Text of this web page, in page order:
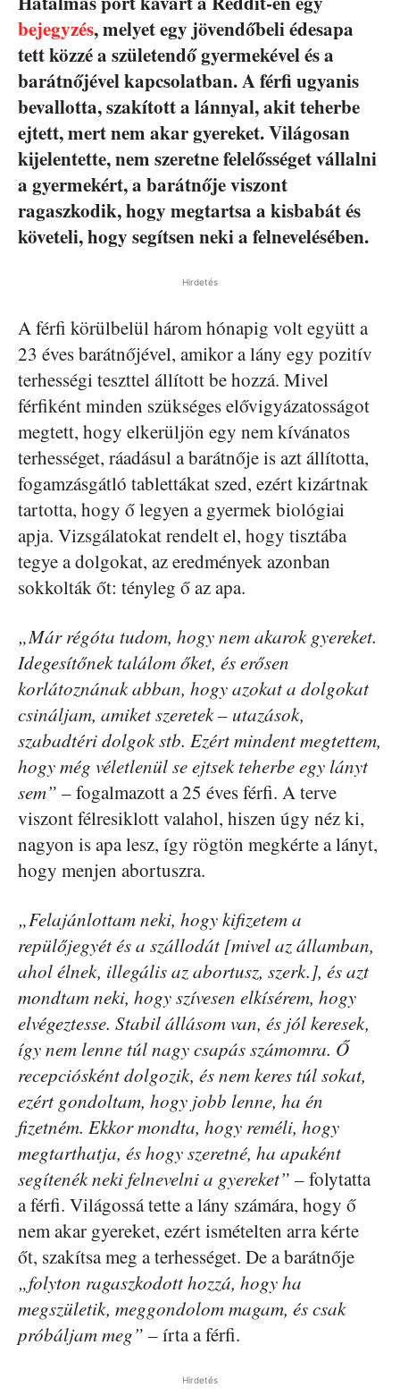
bejegyzés, melyet egy jövendőbeli édesapa
tett közzé a születendő gyermekével és a
barátnőjével kapcsolatban. A férfi ugyanis
bevallotta, szakított a lánnyal, akit teherbe
ejtett, mert nem akar gyereket. Világosan
kijelentette, nem szeretne felelősséget vállalni
a gyermekért, a barátnője viszont
ragaszkodik, hogy megtartsa a kisbabát és
követeli, hogy segítsen neki a felnevelésében.
Hirdetés
A férfi körülbelül három hónapig volt együtt a
23 éves barátnőjével, amikor a lány egy pozitív
terhességi teszttel állított be hozzá. Mivel
férfiként minden szükséges elővigyázatosságot
megtett, hogy elkerüljön egy nem kívánatos
terhességet, ráadásul a barátnője is azt állította,
fogamzásgátló tablettákat szed, ezért kizártnak
tartotta, hogy ő legyen a gyermek biológiai
apja. Vizsgálatokat rendelt el, hogy tisztába
tegye a dolgokat, az eredmények azonban
sokkolták őt: tényleg ő az apa.
„Már régóta tudom, hogy nem akarok gyereket.
Idegesítőnek találom őket, és erősen
korlátoznának abban, hogy azokat a dolgokat
csináljam, amiket szeretek – utazások,
szabadtéri dolgok stb. Ezért mindent megtettem,
hogy még véletlenül se ejtsek teherbe egy lányt
sem” – fogalmazott a 25 éves férfi. A terve
viszont félresiklott valahol, hiszen úgy néz ki,
nagyon is apa lesz, így rögtön megkérte a lányt,
hogy menjen abortuszra.
„Felajánlottam neki, hogy kifizetem a
repülőjegyét és a szállodát [mivel az államban,
ahol élnek, illegális az abortusz, szerk.], és azt
mondtam neki, hogy szívesen elkísérem, hogy
elvégeztesse. Stabil állásom van, és jól keresek,
így nem lenne túl nagy csapás számomra. Ő
recepciósként dolgozik, és nem keres túl sokat,
ezért gondoltam, hogy jobb lenne, ha én
fizetném. Ekkor mondta, hogy reméli, hogy
megtarthatja, és hogy szeretné, ha apaként
segítenék neki felnevelni a gyereket” – folytatta
a férfi. Világossá tette a lány számára, hogy ő
nem akar gyereket, ezért ismételten arra kérte
őt, szakítsa meg a terhességet. De a barátnője
„folyton ragaszkodott hozzá, hogy ha
megszületik, meggondolom magam, és csak
próbáljam meg” – írta a férfi.
Hirdetés